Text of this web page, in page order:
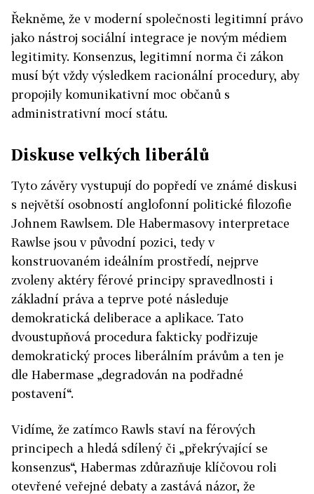
Řekněme, že v moderní společnosti legitimní právo
jako nástroj sociální integrace je novým médiem
legitimity. Konsenzus, legitimní norma či zákon
musí být vždy výsledkem racionální procedury, aby
propojily komunikativní moc občanů s
administrativní mocí státu.
Diskuse velkých liberálů
Tyto závěry vystupují do popředí ve známé diskusi
s největší osobností anglofonní politické filozofie
Johnem Rawlsem. Dle Habermasovy interpretace
Rawlse jsou v původní pozici, tedy v
konstruovaném ideálním prostředí, nejprve
zvoleny aktéry férové principy spravedlnosti i
základní práva a teprve poté následuje
demokratická deliberace a aplikace. Tato
dvoustupňová procedura fakticky podřizuje
demokratický proces liberálním právům a ten je
dle Habermase „degradován na podřadné
postavení“.
Vidíme, že zatímco Rawls staví na férových
principech a hledá sdílený či „překrývající se
konsenzus“, Habermas zdůrazňuje klíčovou roli
otevřené veřejné debaty a zastává názor, že